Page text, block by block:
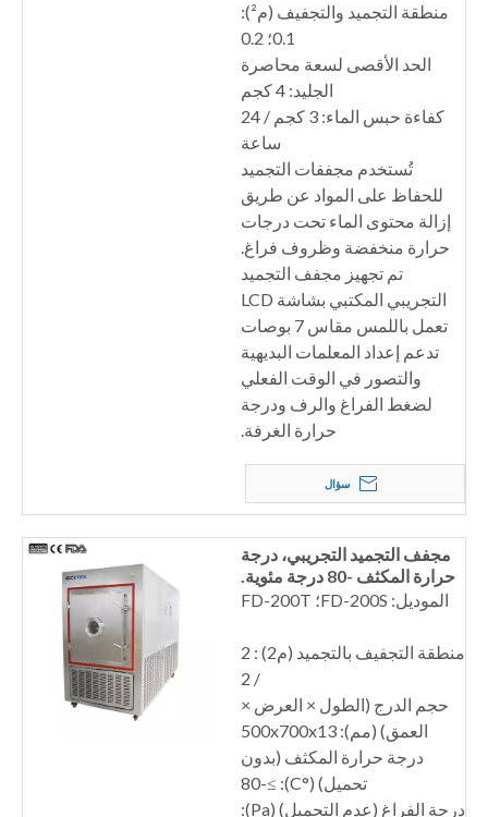
منطقة التجميد والتجفيف (م²):
0.1؛ 0.2
الحد الأقصى لسعة محاصرة
الجليد: 4 كجم
كفاءة حبس الماء: 3 كجم / 24
ساعة
تُستخدم مجففات التجميد
للحفاظ على المواد عن طريق
إزالة محتوى الماء تحت درجات
حرارة منخفضة وظروف فراغ.
تم تجهيز مجفف التجميد
التجريبي المكتبي بشاشة LCD
تعمل باللمس مقاس 7 بوصات
تدعم إعداد المعلمات البديهية
والتصور في الوقت الفعلي
لضغط الفراغ والرف ودرجة
حرارة الغرفة.
سؤال
مجفف التجميد التجريبي، درجة
حرارة المكثف -80 درجة مئوية.
الموديل: FD-200S؛ FD-200T
منطقة التجفيف بالتجميد (م2) : 2
/ 2
حجم الدرج (الطول × العرض ×
العمق) (مم): 500x700x13
درجة حرارة المكثف (بدون
تحميل) (°C): ≥-80
درجة الفراغ (عدم التحميل) (Pa):